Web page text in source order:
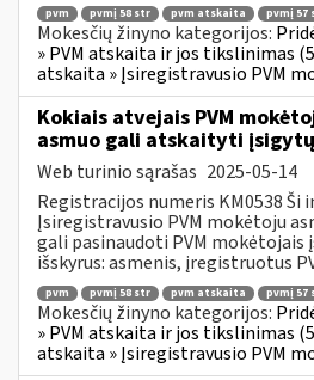
pvm pvmį 58 str pvm atskaita pvmį 57
Mokesčių žinyno kategorijos:
» PVM atskaita ir jos tikslinimas
atskaita » Įsiregistravusio PVM
Kokiais atvejais PVM
asmuo gali atskaityti
Web turinio sąrašas 2025-05-14
Registracijos numeris KM0538 Ši
Įsiregistravusio PVM mokėtoju
gali pasinaudoti PVM mokėtojais
išskyrus: asmenis, įregistruotus
pvm pvmį 58 str pvm atskaita pvmį 57
Mokesčių žinyno kategorijos:
» PVM atskaita ir jos tikslinimas
atskaita » Įsiregistravusio PVM